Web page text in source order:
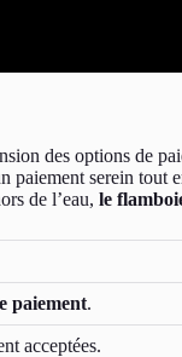
des options de
serein tout
de l’eau, le
paiement.
acceptées.